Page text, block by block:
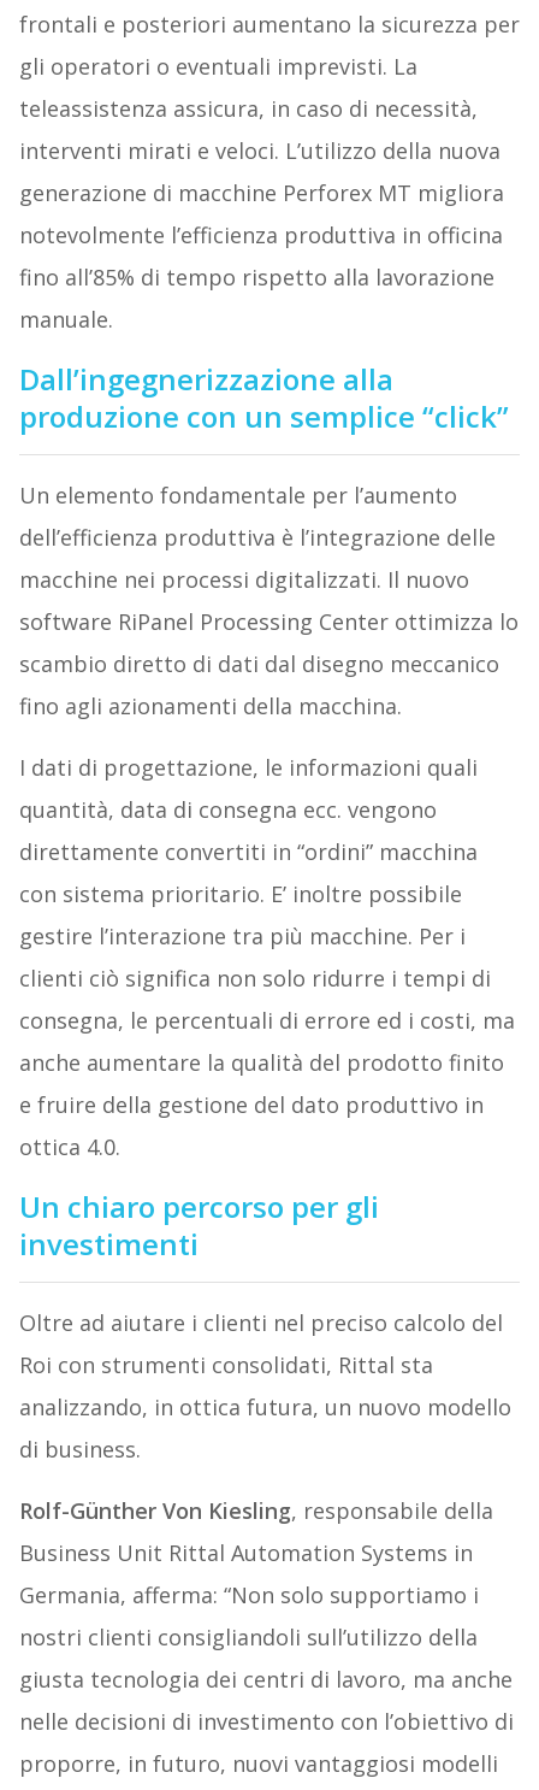
frontali e posteriori aumentano la sicurezza per
gli operatori o eventuali imprevisti. La
teleassistenza assicura, in caso di necessità,
interventi mirati e veloci. L’utilizzo della nuova
generazione di macchine Perforex MT migliora
notevolmente l’efficienza produttiva in officina
fino all’85% di tempo rispetto alla lavorazione
manuale.
Dall’ingegnerizzazione alla
produzione con un semplice “click”
Un elemento fondamentale per l’aumento
dell’efficienza produttiva è l’integrazione delle
macchine nei processi digitalizzati. Il nuovo
software RiPanel Processing Center ottimizza lo
scambio diretto di dati dal disegno meccanico
fino agli azionamenti della macchina.
I dati di progettazione, le informazioni quali
quantità, data di consegna ecc. vengono
direttamente convertiti in “ordini” macchina
con sistema prioritario. E’ inoltre possibile
gestire l’interazione tra più macchine. Per i
clienti ciò significa non solo ridurre i tempi di
consegna, le percentuali di errore ed i costi, ma
anche aumentare la qualità del prodotto finito
e fruire della gestione del dato produttivo in
ottica 4.0.
Un chiaro percorso per gli
investimenti
Oltre ad aiutare i clienti nel preciso calcolo del
Roi con strumenti consolidati, Rittal sta
analizzando, in ottica futura, un nuovo modello
di business.
Rolf-Günther Von Kiesling, responsabile della
Business Unit Rittal Automation Systems in
Germania, afferma: “Non solo supportiamo i
nostri clienti consigliandoli sull’utilizzo della
giusta tecnologia dei centri di lavoro, ma anche
nelle decisioni di investimento con l’obiettivo di
proporre, in futuro, nuovi vantaggiosi modelli